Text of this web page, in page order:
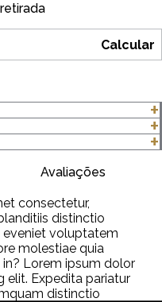
Calcular
2x1 com Elastano
de acordo com o
encolhimento de 2,5 a
medidas
consectetur,
distinctio
voluptatem
molestiae quia
Lorem ipsum dolor
elit. Expedita pariatur
distinctio
Avaliações